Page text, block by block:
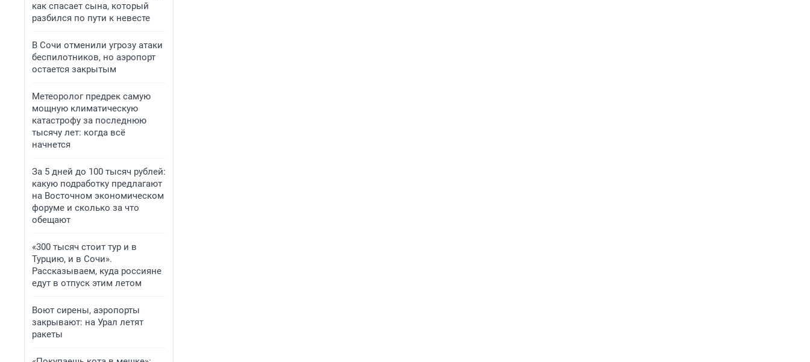
как спасает сына, который
разбился по пути к невесте
В Сочи отменили угрозу атаки
беспилотников, но аэропорт
остается закрытым
Метеоролог предрек самую
мощную климатическую
катастрофу за последнюю
тысячу лет: когда всё
начнется
За 5 дней до 100 тысяч рублей:
какую подработку предлагают
на Восточном экономическом
форуме и сколько за что
обещают
«300 тысяч стоит тур и в
Турцию, и в Сочи».
Рассказываем, куда россияне
едут в отпуск этим летом
Воют сирены, аэропорты
закрывают: на Урал летят
ракеты